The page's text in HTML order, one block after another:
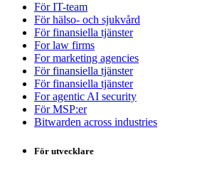
För IT-team
För hälso- och sjukvård
För finansiella tjänster
For law firms
For marketing agencies
För finansiella tjänster
För finansiella tjänster
For agentic AI security
För MSP:er
Bitwarden across industries
För utvecklare